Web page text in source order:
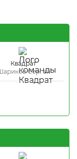
Квадрат
Сергей